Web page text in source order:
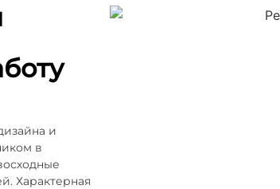
и
в
Характерная